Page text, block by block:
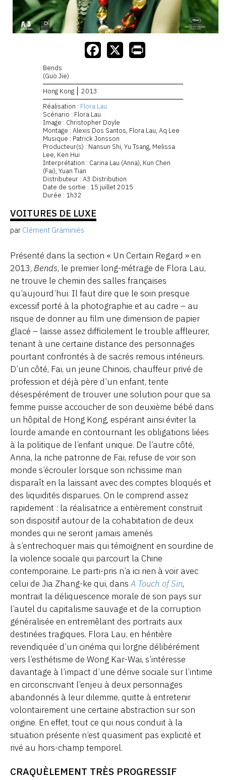
Bends
(Guo Jie)
Hong Kong
2013
Réalisation : Flora Lau
Scénario : Flora Lau
Image : Christopher Doyle
Montage : Alexis Dos Santos, Flora Lau, Aq Lee
Musique : Patrick Jonsson
Producteur(s) : Nansun Shi, Yu Tsang, Melissa
Lee, Ken Hui
Interprétation : Carina Lau (Anna), Kun Chen
(Fai), Yuan Tian
Distributeur : A3 Distribution
Date de sortie : 15 juillet 2015
Durée : 1h32
VOITURES DE LUXE
par Clément Graminiès
Présenté dans la section « Un Certain Regard » en
2013, Bends, le premier long-métrage de Flora Lau,
ne trouve le chemin des salles françaises
qu’aujourd’hui. Il faut dire que le soin presque
excessif porté à la photographie et au cadre – au
risque de donner au film une dimension de papier
glacé – laisse assez difficilement le trouble affleurer,
tenant à une certaine distance des personnages
pourtant confrontés à de sacrés remous intérieurs.
D’un côté, Fai, un jeune Chinois, chauffeur privé de
profession et déjà père d’un enfant, tente
désespérément de trouver une solution pour que sa
femme puisse accoucher de son deuxième bébé dans
un hôpital de Hong Kong, espérant ainsi éviter la
lourde amande en contournant les obligations liées
à la politique de l’enfant unique. De l’autre côté,
Anna, la riche patronne de Fai, refuse de voir son
monde s’écrouler lorsque son richissime mari
disparaît en la laissant avec des comptes bloqués et
des liquidités disparues. On le comprend assez
rapidement : la réalisatrice a entièrement construit
son dispositif autour de la cohabitation de deux
mondes qui ne seront jamais amenés
à s’entrechoquer mais qui témoignent en sourdine de
la violence sociale qui parcourt la Chine
contemporaine. Le parti-pris n’a ici rien à voir avec
celui de Jia Zhang-ke qui, dans A Touch of Sin,
montrait la déliquescence morale de son pays sur
l’autel du capitalisme sauvage et de la corruption
généralisée en entremêlant des portraits aux
destinées tragiques. Flora Lau, en héritière
revendiquée d’un cinéma qui lorgne délibérément
vers l’esthétisme de Wong Kar-Wai, s’intéresse
davantage à l’impact d’une dérive sociale sur l’intime
en circonscrivant l’enjeu à deux personnages
abandonnés à leur dilemme, quitte à entretenir
volontairement une certaine abstraction sur son
origine. En effet, tout ce qui nous conduit à la
situation présente n’est quasiment pas explicité et
rivé au hors-champ temporel.
CRAQUÈLEMENT TRÈS PROGRESSIF